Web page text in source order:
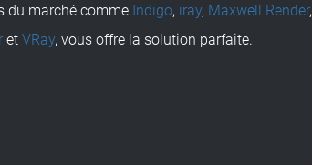
du marché comme Indigo, iray, Maxwell Render,
et VRay, vous offre la solution parfaite.